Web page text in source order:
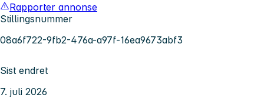
Rapporter annonse
Stillingsnummer
08a6f722-9fb2-476a-a97f-16ea9673abf3
Sist endret
7. juli 2026